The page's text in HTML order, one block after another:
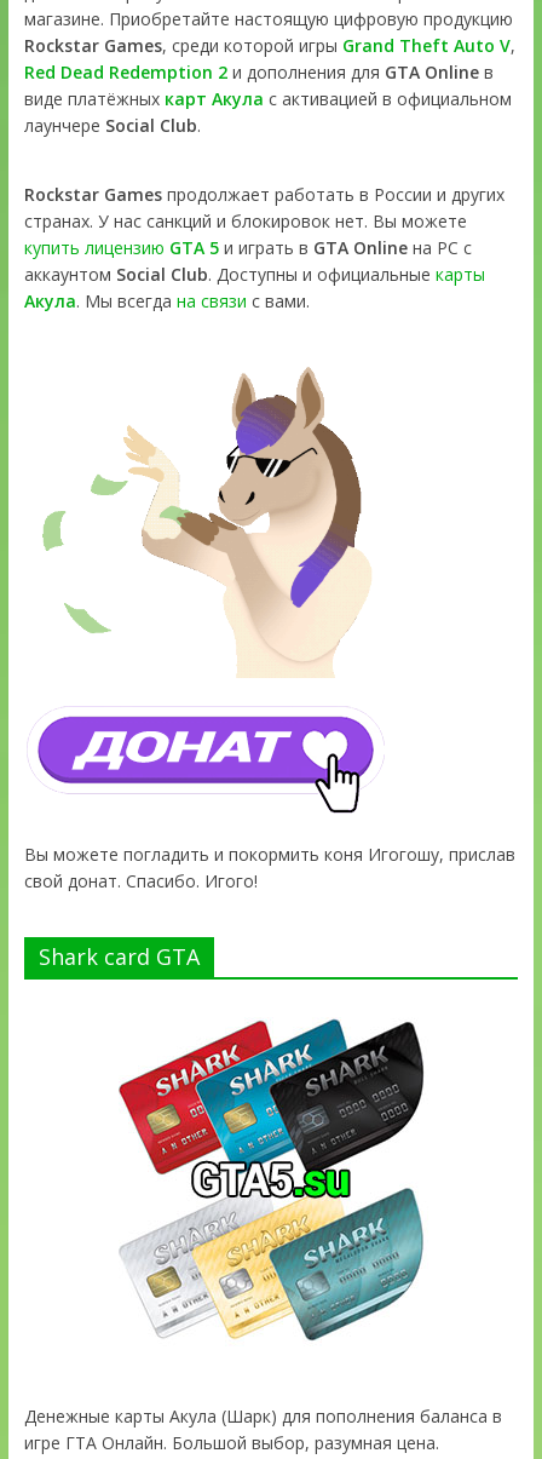
магазине. Приобретайте настоящую цифровую продукцию
Rockstar Games, среди которой игры Grand Theft Auto V,
Red Dead Redemption 2и дополнения для GTA Onlineв
виде платёжных карт Акула с активацией в официальном
лаунчере Social Club.
Rockstar Gamesпродолжает работать в России и других
странах. У нас санкций и блокировок нет. Вы можете
купить лицензию GTA 5и играть в GTA Onlineна PC с
аккаунтом Social Club. Доступны и официальные карты
Акула. Мы всегда на связи с вами.
Вы можете погладить и покормить коня Игогошу, прислав
свой донат. Спасибо. Игого!
Shark card GTA
Денежные карты Акула (Шарк) для пополнения баланса в
игре ГТА Онлайн. Большой выбор, разумная цена.